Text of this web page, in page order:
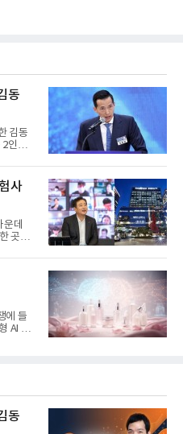
동
영승
김동
2인자
사
데
곳에
에 들
AI 플
동